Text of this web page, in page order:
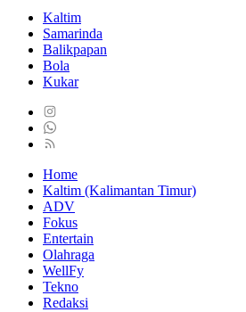
Kaltim
Samarinda
Balikpapan
Bola
Kukar
Home
Kaltim (Kalimantan Timur)
ADV
Fokus
Entertain
Olahraga
WellFy
Tekno
Redaksi